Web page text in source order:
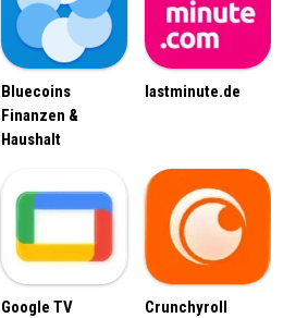
Bluecoins
Finanzen &
Haushalt
lastminute.de
Google TV Crunchyroll